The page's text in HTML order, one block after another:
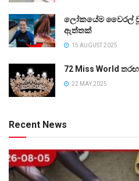
ලෝකයේම වෛරල් වූ
ඇත්තක්
15 AUGUST 2025
72 Miss World
22 MAY 2025
Recent News